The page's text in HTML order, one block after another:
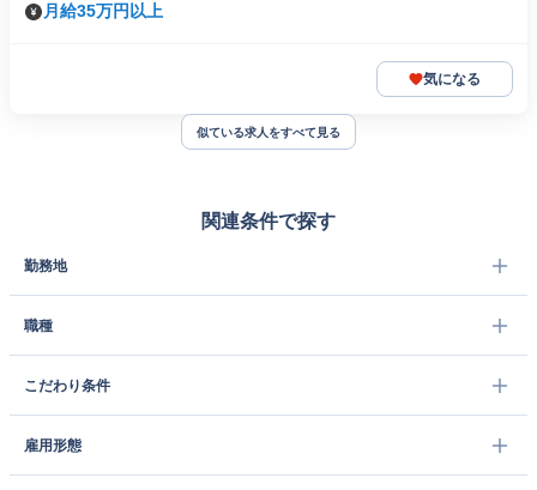
月給35万円以上
気になる
似ている求人をすべて見る
関連条件で探す
勤務地
職種
こだわり条件
雇用形態